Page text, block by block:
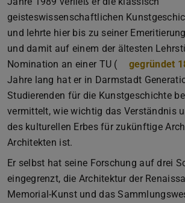
geisteswissenschaftlichen
und lehrte hier bis zu seiner
und damit auf einem der ältesten
Nomination an einer TU (
gegründet
Jahre lang hat er in Darmstadt
Studierenden für die Kunstgeschichte
vermittelt, wie wichtig das Verständnis
des kulturellen Erbes für zukünftige
Architekten ist.
Er selbst hat seine Forschung auf drei
eingegrenzt, die Architektur der
Memorial-Kunst und das